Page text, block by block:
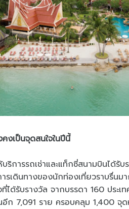
งเป็นจุดสนใจในปีนี้
การรถเช่าและแท็กซี่สนามบินได้รั
เดินทางของนักท่องเที่ยวราบรื่นม
ได้รับรางวัล จากบรรดา 160 ประเ
ก 7,091 ราย ครอบคลุม 1,400 จุ